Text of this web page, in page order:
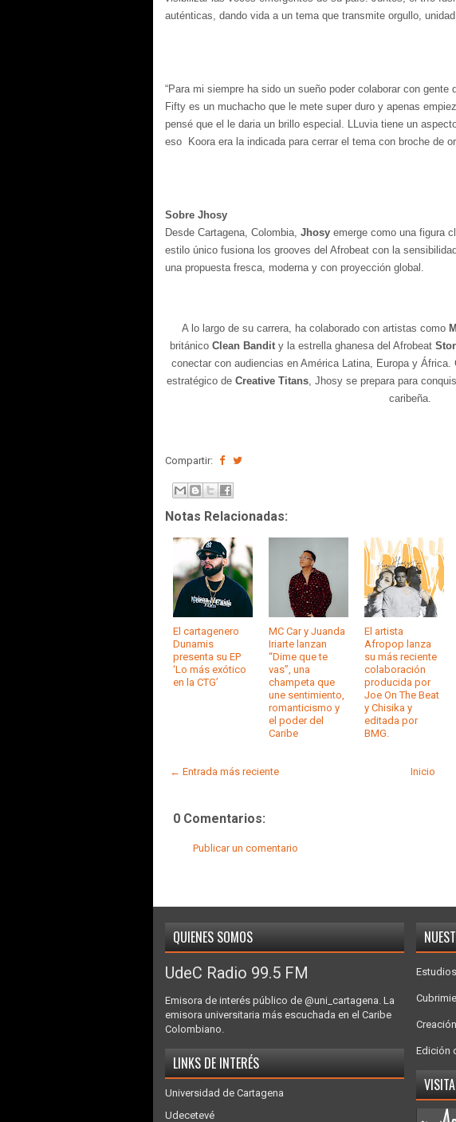
auténticas, dando vida a un tema que transmite orgullo, unidad
“Para mi siempre ha sido un sueño poder colaborar con gente
Fifty es un muchacho que le mete super duro y apenas
pensé que el le daria un brillo especial. LLuvia tiene un
eso
Koora era la indicada para cerrar el tema con broche de
Sobre Jhosy
Desde Cartagena, Colombia, Jhosy emerge como una figura
estilo único fusiona los grooves del Afrobeat con la
una propuesta fresca, moderna y con proyección global.
A lo largo de su carrera, ha colaborado con artistas como
británico Clean Bandit y la estrella ghanesa del Afrobeat
conectar con audiencias en América Latina, Europa y África.
estratégico de Creative Titans , Jhosy se prepara para
caribeña.
Compartir:
Notas Relacionadas:
El cartagenero
Dunamis
presenta su EP
‘Lo más exótico
en la CTG’
MC Car y Juanda
Iriarte lanzan
“Dime que te
vas”, una
champeta que
une sentimiento,
romanticismo y
el poder del
Caribe
El artista
Afropop lanza
su más reciente
colaboración
producida por
Joe On The Beat
y Chisika y
editada por
BMG.
← Entrada más reciente Inicio
0 Comentarios:
Publicar un comentario
QUIENES SOMOS
UdeC Radio 99.5 FM
Emisora de interés público de @uni_cartagena. La
emisora universitaria más escuchada en el Caribe
Colombiano.
LINKS DE INTERÉS
Universidad de Cartagena
Udecetevé
Edición